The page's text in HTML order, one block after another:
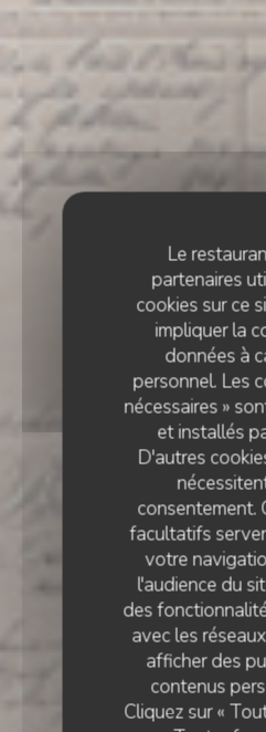
Le
partenaires
cookies sur ce
impliquer la
données à
personnel. Les
nécessaires »
et installés
D'autres
consentement.
facultatifs
votre
l'audience du
des
avec les
afficher des
contenus
Cliquez sur «
CRÊPERIE
BléNoir